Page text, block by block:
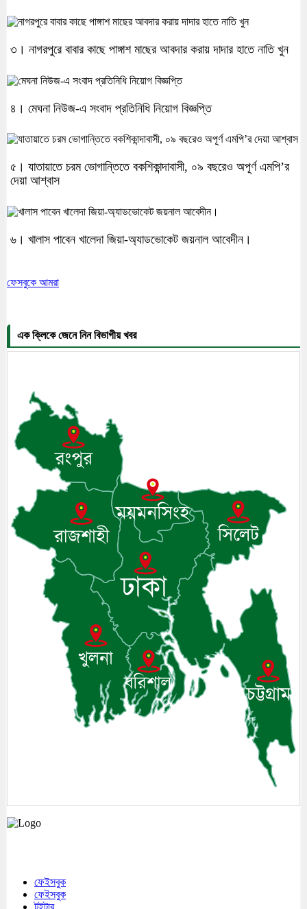
৩। নাগরপুরে বাবার কাছে পাঙ্গাশ মাছের আবদার করায় দাদার হাতে নাতি খুন
৪। মেঘনা নিউজ-এ সংবাদ প্রতিনিধি নিয়োগ বিজ্ঞপ্তি
৫। যাতায়াতে চরম ভোগান্তিতে বকশিকান্দাবাসী, ০৯ বছরেও অপূর্ণ এমপি’র
দেয়া আশ্বাস
৬। খালাস পাবেন খালেদা জিয়া-অ্যাডভোকেট জয়নাল আবেদীন।
ফেসবুকে আমরা
এক ক্লিকে জেনে নিন বিভাগীয় খবর
ফেইসবুক
ফেইসবুক